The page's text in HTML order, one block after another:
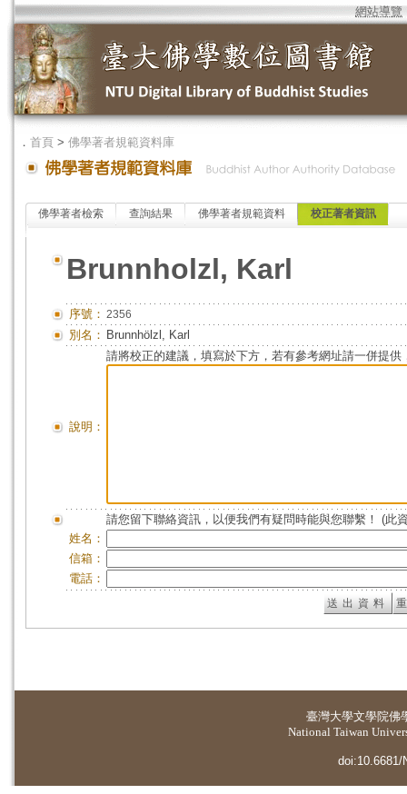
網站導覽
． 首頁 > 佛學著者規範資料庫
佛學著者檢索 查詢結果 佛學著者規範資料 校正著者資訊
Brunnholzl, Karl
序號： 2356
別名： Brunnhölzl, Karl
說明：
請將校正的建議，填寫於下方，若有參考網址請一併提供
請您留下聯絡資訊，以便我們有疑問時能與您聯繫！ (此
姓名：
信箱：
電話：
臺灣大學文學院佛
National Taiwan
doi:10.6681/